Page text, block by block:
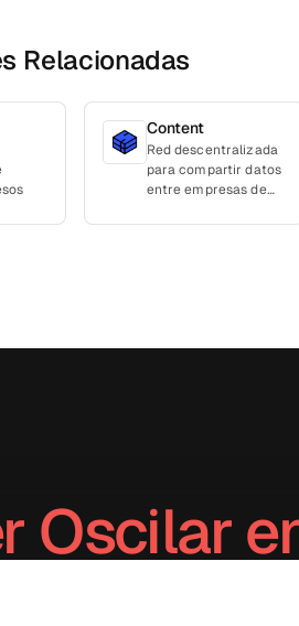
Relacionadas
Content
Red descentralizada
para compartir datos
entre empresas de
Oscilar